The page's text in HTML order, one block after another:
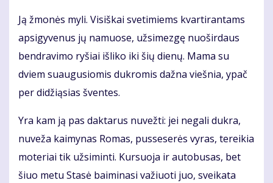
Ją žmo­nės my­li. Vi­siš­kai sve­ti­miems kvar­ti­ran­tams
ap­si­gy­ve­nus jų na­muo­se, už­si­mez­gę nuo­šir­daus
ben­dra­vi­mo ry­šiai iš­li­ko iki šių die­nų. Ma­ma su
dviem su­au­gu­sio­mis duk­ro­mis daž­na vieš­nia, ypač
per di­dži­ą­sias šven­tes.
Yra kam ją pas dak­ta­rus nu­vež­ti: jei ne­ga­li duk­ra,
nu­ve­ža kai­my­nas Ro­mas, pus­se­se­rės vy­ras, te­rei­kia
mo­te­riai tik už­si­min­ti. Kur­suo­ja ir au­to­bu­sas, bet
šiuo me­tu Sta­sė bai­mi­na­si va­žiuo­ti juo, svei­ka­ta